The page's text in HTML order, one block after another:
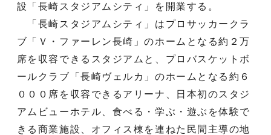
設「長崎スタジアムシティ」を開業する。
「長崎スタジアムシティ」はプロサッカークラ
ブ「Ｖ・ファーレン長崎」のホームとなる約２万
席を収容できるスタジアムと、プロバスケットボ
ールクラブ「長崎ヴェルカ」のホームとなる約６
０００席を収容できるアリーナ、日本初のスタジ
アムビューホテル、食べる・学ぶ・遊ぶを体験で
きる商業施設、オフィス棟を連ねた民間主導の地